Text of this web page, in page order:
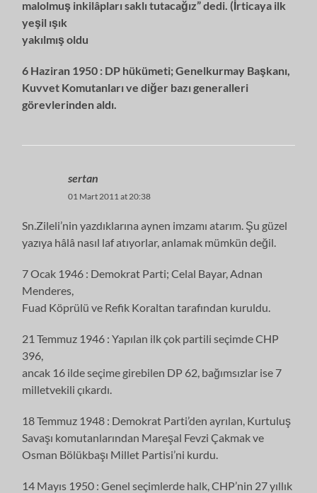
malolmuş inkilâpları saklı tutacağız” dedi. (İrticaya ilk
yeşil ışık
yakılmış oldu
6 Haziran 1950 : DP hükümeti; Genelkurmay Başkanı,
Kuvvet Komutanları ve diğer bazı generalleri
görevlerinden aldı.
sertan
01 Mart 2011 at 20:38
Sn.Zileli’nin yazdıklarına aynen imzamı atarım. Şu güzel
yazıya hâlâ nasıl laf atıyorlar, anlamak mümkün değil.
7 Ocak 1946 : Demokrat Parti; Celal Bayar, Adnan
Menderes,
Fuad Köprülü ve Refik Koraltan tarafından kuruldu.
21 Temmuz 1946 : Yapılan ilk çok partili seçimde CHP
396,
ancak 16 ilde seçime girebilen DP 62, bağımsızlar ise 7
milletvekili çıkardı.
18 Temmuz 1948 : Demokrat Parti’den ayrılan, Kurtuluş
Savaşı komutanlarından Mareşal Fevzi Çakmak ve
Osman Bölükbaşı Millet Partisi’ni kurdu.
14 Mayıs 1950 : Genel seçimlerde halk, CHP’nin 27 yıllık